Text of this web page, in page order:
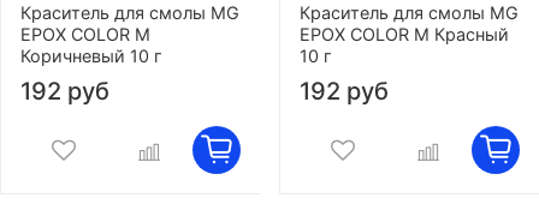
Краситель для смолы MG
EPOX COLOR M
Коричневый 10 г
192 руб
Краситель для смолы MG
EPOX COLOR M Красный
10 г
192 руб